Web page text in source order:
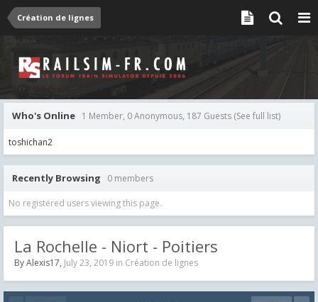
Création de lignes
Who's Online 1 Member, 0 Anonymous, 187 Guests (See full list)
toshichan2
Recently Browsing 0 members
No registered users viewing this page.
La Rochelle - Niort - Poitiers
ByAlexis17, July 23, 2019 in Création de lignes